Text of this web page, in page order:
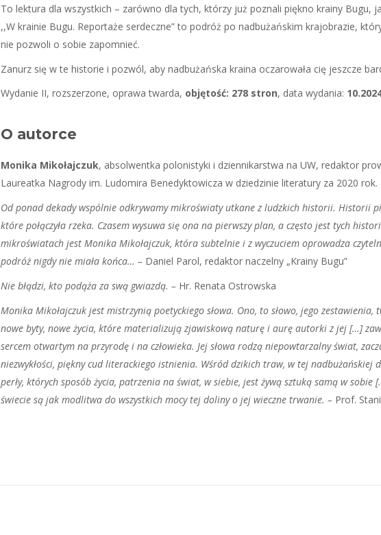
To lektura dla wszystkich – zarówno dla tych, którzy już poznali piękno krainy Bugu,
,,W krainie Bugu. Reportaże serdeczne” to podróż po nadbużańskim krajobrazie,
nie pozwoli o sobie zapomnieć.
Zanurz się w te historie i pozwól, aby nadbużańska kraina oczarowała cię jeszcze
Wydanie II, rozszerzone, oprawa twarda, objętość: 278 stron, data wydania:
O autorce
Monika Mikołajczuk, absolwentka polonistyki i dziennikarstwa na UW, redaktor
Laureatka Nagrody im. Ludomira Benedyktowicza w dziedzinie literatury za 2020 rok.
Od ponad dekady wspólnie odkrywamy mikroświaty utkane z ludzkich historii. Historii
które połączyła rzeka. Czasem wysuwa się ona na pierwszy plan, a często jest tych
mikroświatach jest Monika Mikołajczuk, która subtelnie i z wyczuciem oprowadza
podróż nigdy nie miała końca… – Daniel Parol, redaktor naczelny „Krainy Bugu”
Nie błądzi, kto podąża za swą gwiazdą. – Hr. Renata Ostrowska
Monika Mikołajczuk jest mistrzynią poetyckiego słowa. Ono, to słowo, jego zestawienia,
nowe byty, nowe życia, które materializują zjawiskową naturę i aurę autorki z jej […]
sercem otwartym na przyrodę i na człowieka. Jej słowa rodzą niepowtarzalny świat,
niezwykłości, piękny cud literackiego istnienia. Wśród dzikich traw, w tej nadbużańskiej
perły, których sposób życia, patrzenia na świat, w siebie, jest żywą sztuką samą w sobie
świecie są jak modlitwa do wszystkich mocy tej doliny o jej wieczne trwanie. – Prof.